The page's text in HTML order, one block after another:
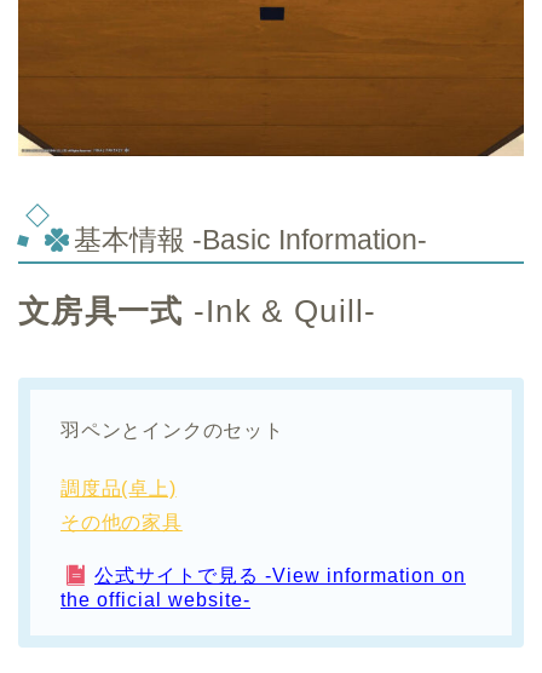
基本情報 -Basic Information-
文房具一式 -Ink & Quill-
羽ペンとインクのセット
調度品(卓上)
その他の家具
公式サイトで見る -View information on
the official website-